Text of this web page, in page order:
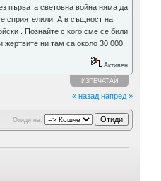
първата световна война няма да
сприятелили. А в същност на
. Познайте с кого сме се били
ни там са около 30 000.
Активен
ИЗПЕЧАТАЙ
« назад напред »
Отиди на: